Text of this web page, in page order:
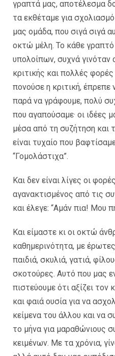
γραπτά µας, αποτέλεσµα
τα εκθέταµε για
µας οµάδα, που σιγά σιγά
οκτώ µέλη. Το κάθε
υπολοίπων, συχνά γινόταν
κριτικής και πολλές
πονούσε η κριτική,
παρά να γράφουµε, πολύ
που αγαπούσαµε· οι ιδέες
µέσα από τη συζήτηση και
είναι τυχαίο που
“Γοµολάστιχα”.
Και δεν είναι λίγες οι
αγανακτισµένος από τις
και έλεγε: “Αµάν πια! Μου
Και είµαστε κι οι οκτώ
καθηµερινότητα, µε
παιδιά, σκυλιά, γατιά,
σκοτούρες. Αυτό που µας
πιστεύουµε ότι αξίζει
και φαιά ουσία για να
κείµενα του άλλου και να
το µήνα για µαραθώνιους
κειµένων. Με τα χρόνια,